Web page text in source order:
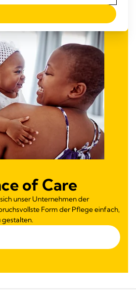
of Care
unser Unternehmen der
Form der Pflege einfach,